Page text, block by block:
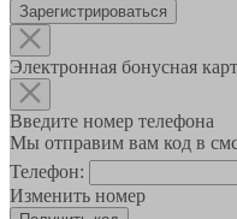
Зарегистрироваться
Электронная бонусная
Введите номер телефона
Мы отправим вам код в
Телефон:
Изменить номер